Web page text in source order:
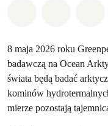
8 maja 2026 roku
badawczą na Ocean
świata będą badać
kominów
mierze pozostają